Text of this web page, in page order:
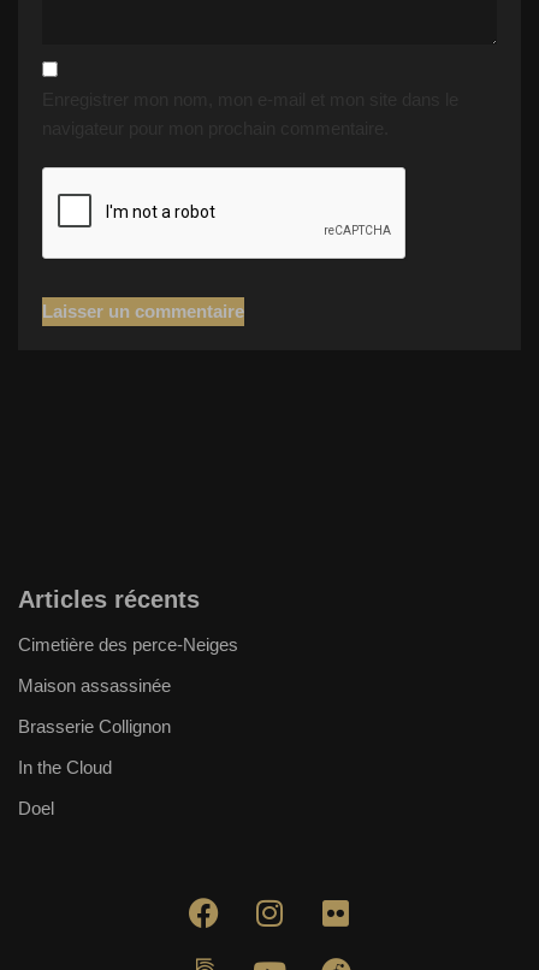
Articles récents
Cimetière des perce-Neiges
Maison assassinée
Brasserie Collignon
In the Cloud
Doel